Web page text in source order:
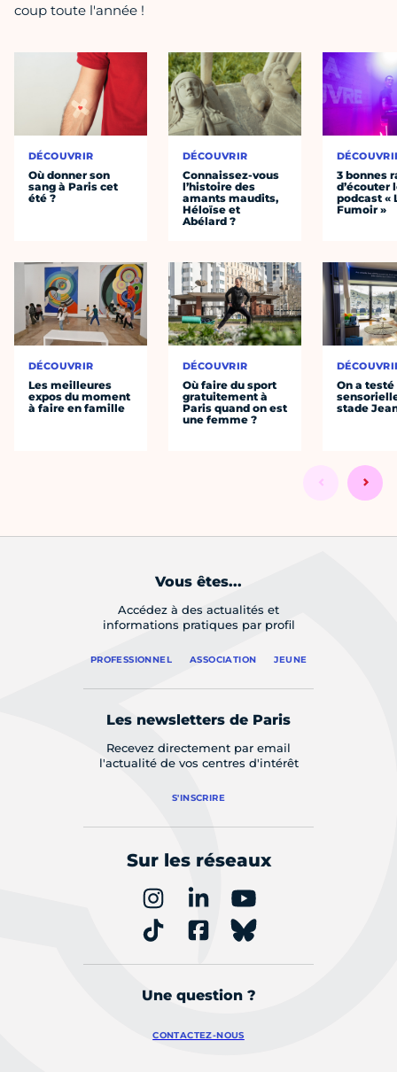
coup toute l'année !
DÉCOUVRIR
Où donner son
sang à Paris cet
été ?
DÉCOUVRIR
Les meilleures
expos du moment
à faire en famille
DÉCOUVRIR
Connaissez-vous
l’histoire des
amants maudits,
Héloïse et
Abélard ?
DÉCOUVRIR
Où faire du sport
gratuitement à
Paris quand on est
une femme ?
3 bonnes
d’écouter
podcast «
Fumoir »
On a
stade
Vous êtes...
Accédez à des actualités et
informations pratiques par profil
PROFESSIONNEL ASSOCIATION JEUNE
Les newsletters de Paris
Recevez directement par email
l'actualité de vos centres d'intérêt
S'INSCRIRE
Sur les réseaux
Une question ?
CONTACTEZ-NOUS